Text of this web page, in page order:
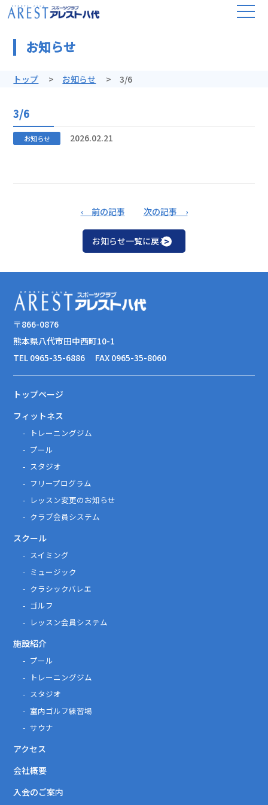
お知らせ
トップ お知らせ 3/6
3/6
お知らせ 2026.02.21
‹ 前の記事 次の記事 ›
お知らせ一覧に戻る
〒866-0876
熊本県八代市田中西町10-1
TEL 0965-35-6886
FAX 0965-35-8060
トップページ
フィットネス
トレーニングジム
プール
スタジオ
フリープログラム
レッスン変更のお知らせ
クラブ会員システム
スクール
スイミング
ミュージック
クラシックバレエ
ゴルフ
レッスン会員システム
施設紹介
プール
トレーニングジム
スタジオ
室内ゴルフ練習場
サウナ
アクセス
会社概要
入会のご案内